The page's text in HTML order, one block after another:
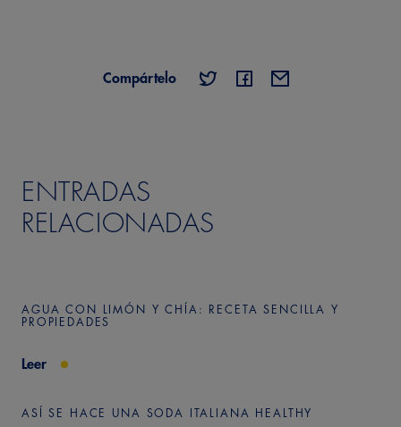
Compártelo
ENTRADAS
RELACIONADAS
AGUA CON LIMÓN Y CHÍA: RECETA SENCILLA Y
PROPIEDADES
Leer
ASÍ SE HACE UNA SODA ITALIANA HEALTHY